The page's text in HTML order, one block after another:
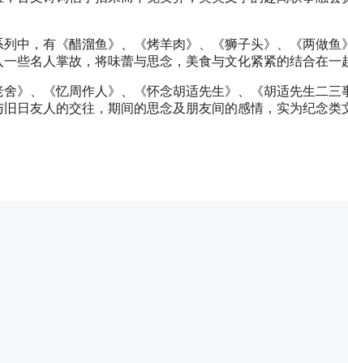
中，有《醋溜鱼》、《烤羊肉》、《狮子头》、《两做鱼
些名人掌故，将味蕾与思念，美食与文化紧紧的结合在一
》、《忆周作人》、《怀念胡适先生》、《胡适先生二三
日友人的交往，期间的思念及朋友间的感情，实为纪念类